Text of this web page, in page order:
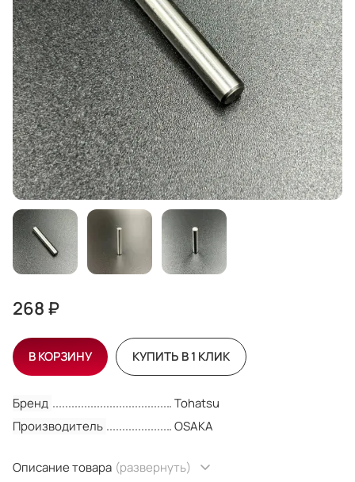
Бренд
Tohatsu
Производитель
OSAKA
Описание товара (развернуть)
268 ₽
В КОРЗИНУ КУПИТЬ В 1 КЛИК